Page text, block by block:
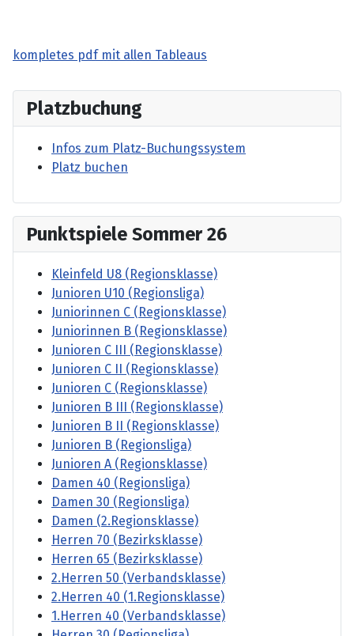
kompletes pdf mit allen Tableaus
Platzbuchung
Infos zum Platz-Buchungssystem
Platz buchen
Punktspiele Sommer 26
Kleinfeld U8 (Regionsklasse)
Junioren U10 (Regionsliga)
Juniorinnen C (Regionsklasse)
Juniorinnen B (Regionsklasse)
Junioren C III (Regionsklasse)
Junioren C II (Regionsklasse)
Junioren C (Regionsklasse)
Junioren B III (Regionsklasse)
Junioren B II (Regionsklasse)
Junioren B (Regionsliga)
Junioren A (Regionsklasse)
Damen 40 (Regionsliga)
Damen 30 (Regionsliga)
Damen (2.Regionsklasse)
Herren 70 (Bezirksklasse)
Herren 65 (Bezirksklasse)
2.Herren 50 (Verbandsklasse)
2.Herren 40 (1.Regionsklasse)
1.Herren 40 (Verbandsklasse)